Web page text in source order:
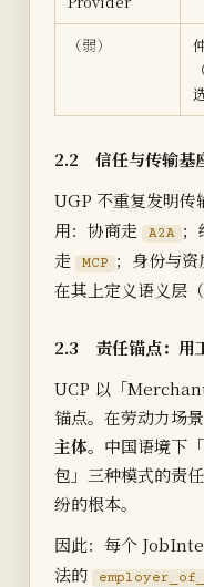
（弱）
2.2 信任与传输基
UGP 不重复发明传
用：协商走
A2A
走
MCP ；身份与资
在其上定义语义层
2.3 责任锚点：用
UCP 以「
锚点。在劳动力场
主体。中国语境下
包」三种模式的责
纷的根本。
因此：每个
法的